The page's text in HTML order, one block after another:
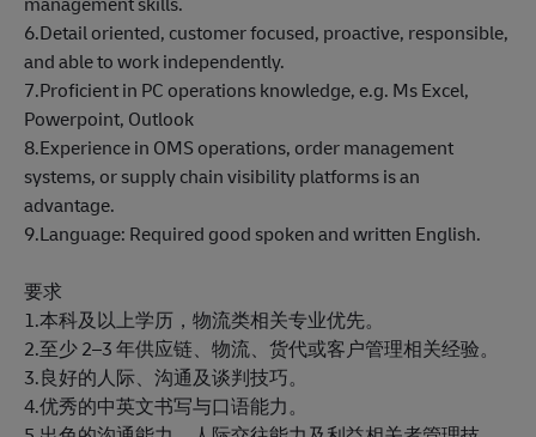
6.Detail oriented, customer focused, proactive, responsible,
and able to work independently.
7.Proficient in PC operations knowledge, e.g. Ms Excel,
Powerpoint, Outlook
8.Experience in OMS operations, order management
systems, or supply chain visibility platforms is an
advantage.
9.Language: Required good spoken and written English.
要求
1.本科及以上学历，物流类相关专业优先。
2.至少 2–3 年供应链、物流、货代或客户管理相关经验。
3.良好的人际、沟通及谈判技巧。
4.优秀的中英文书写与口语能力。